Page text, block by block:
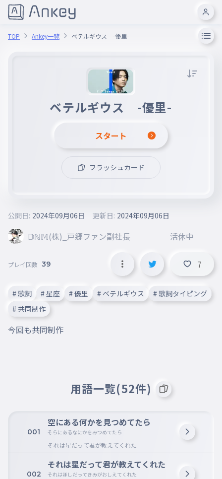
TOP Ankey一覧 ベテルギウス -優里-
ベテルギウス -優里-
スタート
フラッシュカード
𝔻ℕ𝕄(株)_戸郷ファン副社長 活休中
公開日: 2024年09月06日 更新日: 2024年09月06日
プレイ回数 39 7
# 歌詞 # 星座 # 優里 # ベテルギウス
# 歌詞タイピング
# 共同制作
今回も共同制作
用語一覧(52件)
001
空にある何かを見つめてたら
そらにあるなにかをみつめてたら
それは星だって君が教えてくれた
002
それは星だって君が教えてくれた
それはほしだってきみがおしえてくれた